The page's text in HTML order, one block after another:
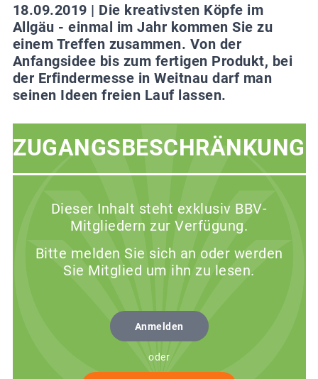
18.09.2019 | Die kreativsten Köpfe im
Allgäu - einmal im Jahr kommen Sie zu
einem Treffen zusammen. Von der
Anfangsidee bis zum fertigen Produkt, bei
der Erfindermesse in Weitnau darf man
seinen Ideen freien Lauf lassen.
ZUGANGSBESCHRÄNKUNG
Dieser Inhalt steht exklusiv BBV-
Mitgliedern zur Verfügung.
Bitte melden Sie sich an oder werden
Sie Mitglied um ihn zu lesen.
Anmelden
oder